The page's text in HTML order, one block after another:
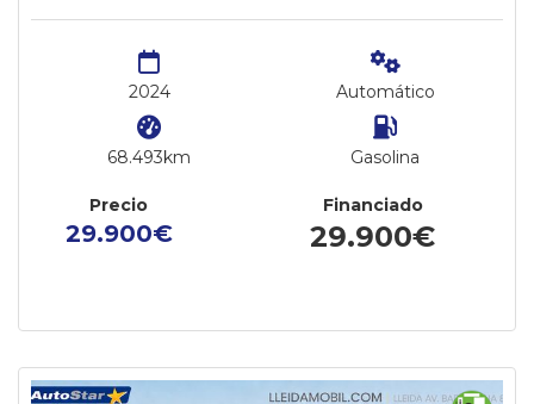
2024
68.493km
Automático
Gasolina
Precio
29.900€
Financiado
29.900€